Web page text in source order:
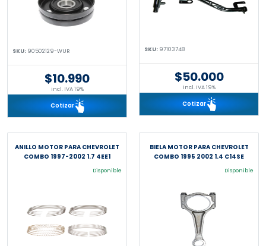
SKU: 90502129-WUR
$10.990
incl. IVA 19%
Cotizar
SKU: 97103748
$50.000
incl. IVA 19%
Cotizar
ANILLO MOTOR PARA CHEVROLET
COMBO 1997-2002 1.7 4EE1
Disponible
BIELA MOTOR PARA CHEVROLET
COMBO 1995 2002 1.4 C14SE
Disponible